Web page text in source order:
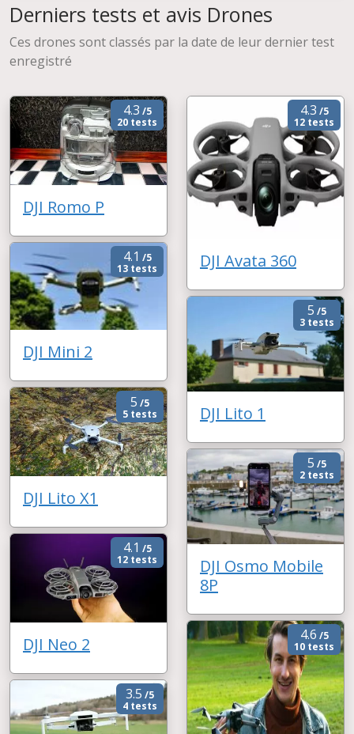
Derniers tests et avis Drones
Ces drones sont classés par la date de leur dernier test
enregistré
4.3 /5
20 tests
DJI Romo P
4.1 /5
13 tests
DJI Mini 2
5 /5
5 tests
DJI Lito X1
4.1 /5
12 tests
DJI Neo 2
3.5 /5
4 tests
4.3 /5
12 tests
DJI Avata 360
5 /5
3 tests
DJI Lito 1
5 /5
2 tests
DJI Osmo Mobile
8P
4.6 /5
10 tests